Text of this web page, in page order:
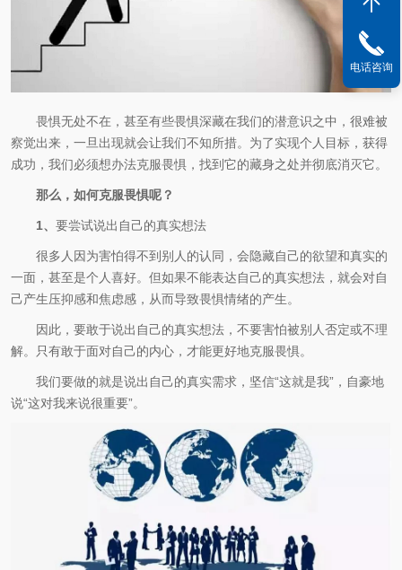
畏惧无处不在，甚至有些畏惧深藏在我们的潜意识之中，很难被
察觉出来，一旦出现就会让我们不知所措。为了实现个人目标，获得
成功，我们必须想办法克服畏惧，找到它的藏身之处并彻底消灭它。
那么，如何克服畏惧呢？
1、 要尝试说出自己的真实想法
很多人因为害怕得不到别人的认同，会隐藏自己的欲望和真实的
一面，甚至是个人喜好。但如果不能表达自己的真实想法，就会对自
己产生压抑感和焦虑感，从而导致畏惧情绪的产生。
因此，要敢于说出自己的真实想法，不要害怕被别人否定或不理
解。只有敢于面对自己的内心，才能更好地克服畏惧。
我们要做的就是说出自己的真实需求，坚信“这就是我”，自豪地
说“这对我来说很重要”。
电话咨询